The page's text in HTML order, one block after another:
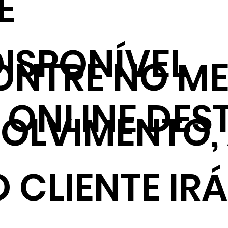
NO
CLIENTE IRÁ